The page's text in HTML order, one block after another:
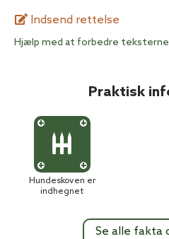
Indsend rettelse
Hjælp med at forbedre
Praktisk
Hundeskoven er
indhegnet
Se alle fakta